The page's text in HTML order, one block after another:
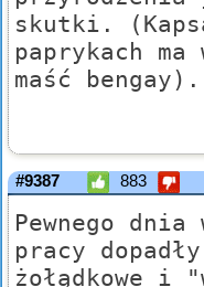
skutki.
paprykach
maść bengay).
#9387 883
Pewnego
pracy
żołądkowe i